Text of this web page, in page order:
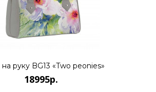
руку BG13 «Two peonies»
18995р.